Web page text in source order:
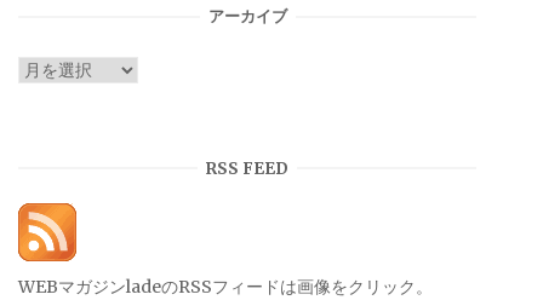
アーカイブ
ア
RSS FEED
WEBマガジンladeのRSSフィードは画像をクリック。